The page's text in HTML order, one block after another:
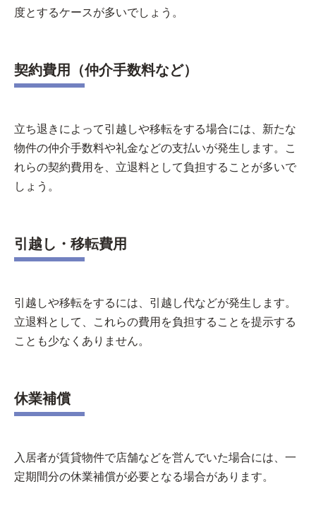
度とするケースが多いでしょう。
契約費用（仲介手数料など）
立ち退きによって引越しや移転をする場合には、新たな
物件の仲介手数料や礼金などの支払いが発生します。こ
れらの契約費用を、立退料として負担することが多いで
しょう。
引越し・移転費用
引越しや移転をするには、引越し代などが発生します。
立退料として、これらの費用を負担することを提示する
ことも少なくありません。
休業補償
入居者が賃貸物件で店舗などを営んでいた場合には、一
定期間分の休業補償が必要となる場合があります。